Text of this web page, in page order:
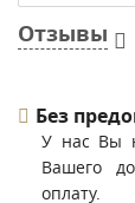
Отзывы
Без
У нас Вы
Вашего
оплату.